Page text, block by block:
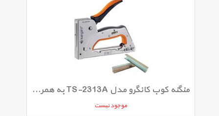
منگنه کوب کانگرو مدل TS-2313A به همراه یک بسته سوزن 23/10
موجود نیست